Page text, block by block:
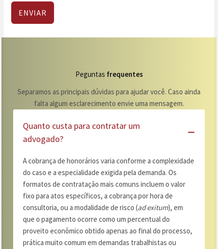
ENVIAR
Peguntas frequentes
Separamos as principais dúvidas para ajudar você. Caso ainda
falta algum esclarecimento envie uma mensagem.
Quanto custa para contratar um
advogado?
A cobrança de honorários varia conforme a complexidade
do caso e a especialidade exigida pela demanda. Os
formatos de contratação mais comuns incluem o valor
fixo para atos específicos, a cobrança por hora de
consultoria, ou a modalidade de risco (ad exitum), em
que o pagamento ocorre como um percentual do
proveito econômico obtido apenas ao final do processo,
prática muito comum em demandas trabalhistas ou